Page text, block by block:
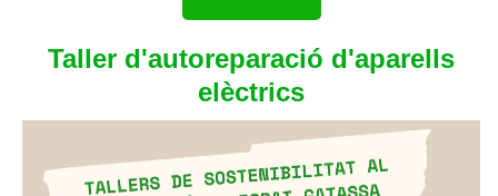
Taller d'autoreparació d'aparells
elèctrics